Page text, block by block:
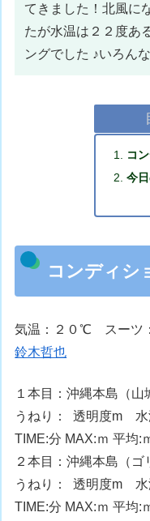
てきました！北風に
たが水温は２２度あ
ングでした ♪いろん
コ
今
コンディシ
気温：２０℃ スーツ
鈴木哲也
１本目：沖縄本島（
うねり： 透明度m
TIME:分 MAX:ｍ 平均:
２本目：沖縄本島（
うねり： 透明度m
TIME:分 MAX:ｍ 平均: